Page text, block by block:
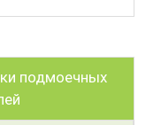
подмоечных